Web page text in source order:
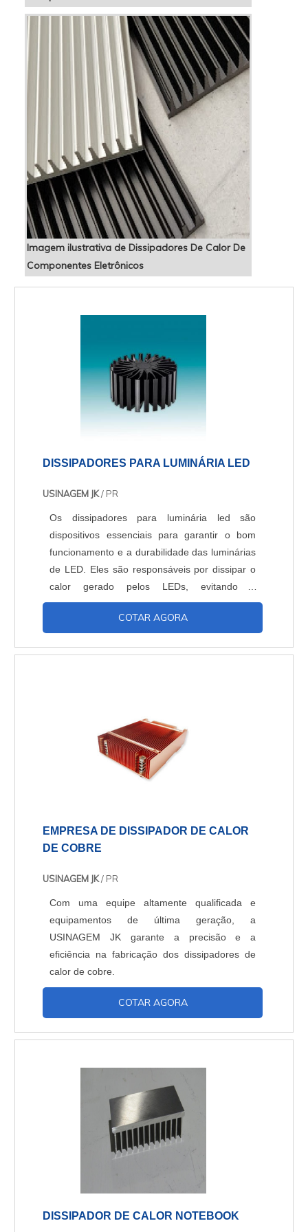
Imagem ilustrativa de Dissipadores De Calor De
Componentes Eletrônicos
DISSIPADORES PARA LUMINÁRIA LED
USINAGEM JK/ PR
Os dissipadores para luminária led são
dispositivos essenciais para garantir o bom
funcionamento e a durabilidade das luminárias
de LED. Eles são responsáveis por dissipar o
calor gerado pelos LEDs, evitando o
superaquecimento e prolongando a vida útil
dos componentes.COTAR AGORA
EMPRESA DE DISSIPADOR DE CALOR
DE COBRE
USINAGEM JK/ PR
Com uma equipe altamente qualificada e
equipamentos de última geração, a
USINAGEM JK garante a precisão e a
eficiência na fabricação dos dissipadores de
calor de cobre.
COTAR AGORA
DISSIPADOR DE CALOR NOTEBOOK